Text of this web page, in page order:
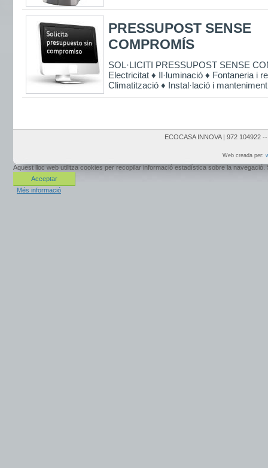
PRESSUPOST SENSE
COMPROMÍS
SOL·LICITI PRESSUPOST SENSE
Electricitat ♦ Il·luminació ♦ Fontaneria i
Climatització ♦ Instal·lació i
ECOCASA INNOVA | 972 104922
Web creada per:
Aquest lloc web utilitza cookies per recopilar informació estadística sobre la
Acceptar
Més informació